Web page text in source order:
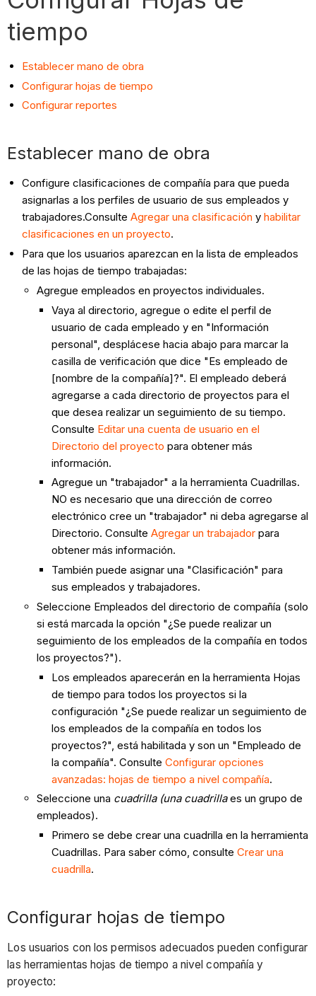
tiempo
Establecer mano de obra
Configurar hojas de tiempo
Configurar reportes
Establecer mano de obra
Configure clasificaciones de compañía para que pueda
asignarlas a los perfiles de usuario de sus empleados y
trabajadores.ConsulteAgregar una clasificación yhabilitar
clasificaciones en un proyecto.
Para que los usuarios aparezcan en la lista de empleados
de las hojas de tiempo trabajadas:
Agregue empleados en proyectos individuales.
Vaya al directorio, agregue o edite el perfil de
usuario de cada empleado y en "Información
personal", desplácese hacia abajo para marcar la
casilla de verificación que dice "Es empleado de
[nombre de la compañía]?". El empleado deberá
agregarse a cada directorio de proyectos para el
que desea realizar un seguimiento de su tiempo.
Consulte Editar una cuenta de usuario en el
Directorio del proyecto para obtener más
información.
Agregue un "trabajador" a la herramienta Cuadrillas.
NO es necesario que una dirección de correo
electrónico cree un "trabajador" ni deba agregarse al
Directorio. ConsulteAgregar un trabajador para
obtener más información.
También puede asignar una "Clasificación" para
sus empleados y trabajadores.
Seleccione Empleados del directorio de compañía (solo
si está marcada la opción "¿Se puede realizar un
seguimiento de los empleados de la compañía en todos
los proyectos?").
Los empleados aparecerán en la herramienta Hojas
de tiempo para todos los proyectos si la
configuración "¿Se puede realizar un seguimiento de
los empleados de la compañía en todos los
proyectos?", está habilitada y son un "Empleado de
la compañía". ConsulteConfigurar opciones
avanzadas: hojas de tiempo a nivel compañía.
Seleccione una cuadrilla (una cuadrillaes un grupo de
empleados).
Primero se debe crear una cuadrilla en la herramienta
Cuadrillas. Para saber cómo, consulteCrear una
cuadrilla.
Configurar hojas de tiempo
Los usuarios con los permisos adecuados pueden configurar
las herramientas hojas de tiempo a nivel compañía y
proyecto: